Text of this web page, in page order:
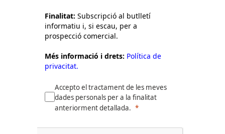
Finalitat: Subscripció al butlletí
informatiu i, si escau, per a
prospecció comercial.
Més informació i drets: Política de
privacitat.
Accepto el tractament de les meves
dades personals per a la finalitat
anteriorment detallada.